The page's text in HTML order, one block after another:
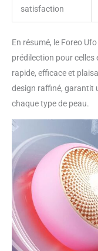
satisfaction
En résumé, le Foreo
prédilection pour celles
rapide, efficace et
design raffiné, garantit
chaque type de peau.